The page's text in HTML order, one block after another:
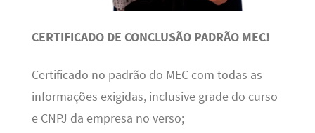
CERTIFICADO DE CONCLUSÃO PADRÃO MEC!
Certificado no padrão do MEC com todas as
informações exigidas, inclusive grade do curso
e CNPJ da empresa no verso;